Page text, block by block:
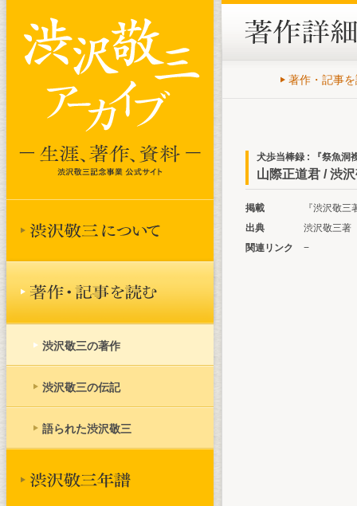
著作・記事
犬歩当棒録 : 『祭魚洞
山際正道君 / 渋
掲載
『渋沢敬
出典
渋沢敬三著
関連リンク
−
渋沢敬三の著作
渋沢敬三の伝記
語られた渋沢敬三